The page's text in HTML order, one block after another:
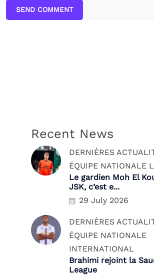
SEND COMMENT
Recent News
DERNIÈRES
ÉQUIPE NATIONALE
Le gardien Moh El
JSK, c’est e...
29 July 2026
DERNIÈRES
ÉQUIPE NATIONALE
INTERNATIONAL
Brahimi rejoint la
League